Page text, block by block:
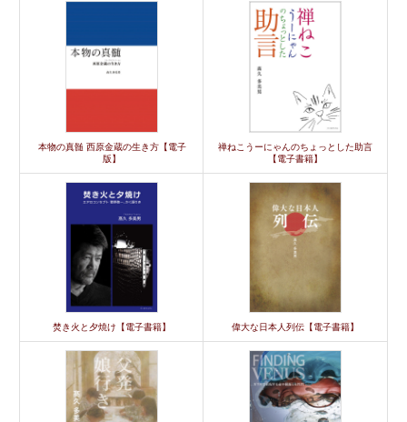
本物の真髄 西原金蔵の生き方【電子
版】
禅ねこうーにゃんのちょっとした助言
【電子書籍】
焚き火と夕焼け【電子書籍】 偉大な日本人列伝【電子書籍】